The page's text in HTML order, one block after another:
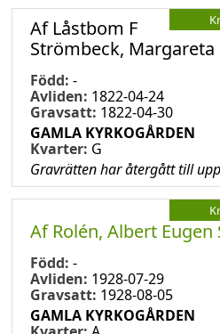
Af Låstbom F
Strömbeck, Margareta
Född: -
Avliden: 1822-04-24
Gravsatt: 1822-04-30
GAMLA KYRKOGÅRDEN
Kvarter: G
Gravrätten har återgått till
Af Rolén, Albert Eugen
Född: -
Avliden: 1928-07-29
Gravsatt: 1928-08-05
GAMLA KYRKOGÅRDEN